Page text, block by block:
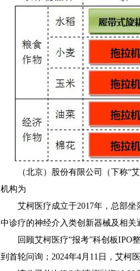
（北京）股份有限公司（下称“艾
机构为
艾柯医疗成立于2017年，总部坐
中诊疗的神经介入类创新器械及相
回顾艾柯医疗“报考”科创板IPO整
到首轮问询；2024年4月11日，艾柯